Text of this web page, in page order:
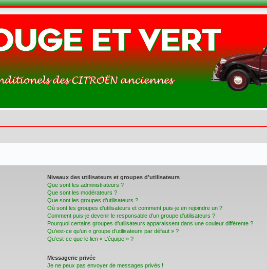
Niveaux des utilisateurs et groupes d’utilisateurs
Que sont les administrateurs ?
Que sont les modérateurs ?
Que sont les groupes d’utilisateurs ?
Où sont les groupes d’utilisateurs et comment puis-je en rejoindre un ?
Comment puis-je devenir le responsable d’un groupe d’utilisateurs ?
Pourquoi certains groupes d’utilisateurs apparaissent dans une couleur différente ?
Qu’est-ce qu’un « groupe d’utilisateurs par défaut » ?
Qu’est-ce que le lien « L’équipe » ?
Messagerie privée
Je ne peux pas envoyer de messages privés !